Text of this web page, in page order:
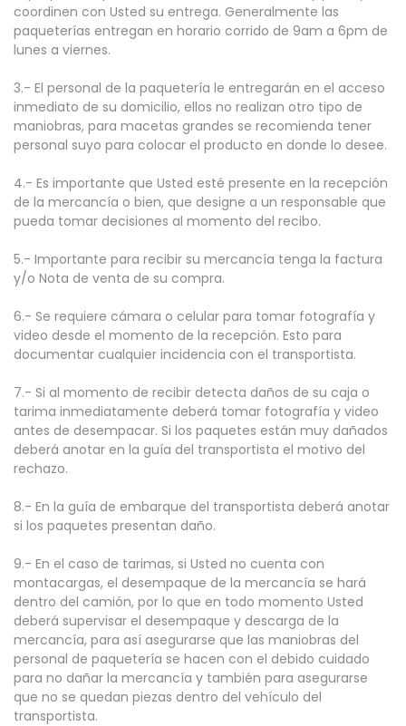
coordinen con Usted su entrega. Generalmente las
paqueterías entregan en horario corrido de 9am a 6pm de
lunes a viernes.
3.- El personal de la paquetería le entregarán en el acceso
inmediato de su domicilio, ellos no realizan otro tipo de
maniobras, para macetas grandes se recomienda tener
personal suyo para colocar el producto en donde lo desee.
4.- Es importante que Usted esté presente en la recepción
de la mercancía o bien, que designe a un responsable que
pueda tomar decisiones al momento del recibo.
5.- Importante para recibir su mercancía tenga la factura
y/o Nota de venta de su compra.
6.- Se requiere cámara o celular para tomar fotografía y
video desde el momento de la recepción. Esto para
documentar cualquier incidencia con el transportista.
7.- Si al momento de recibir detecta daños de su caja o
tarima inmediatamente deberá tomar fotografía y video
antes de desempacar. Si los paquetes están muy dañados
deberá anotar en la guía del transportista el motivo del
rechazo.
8.- En la guía de embarque del transportista deberá anotar
si los paquetes presentan daño.
9.- En el caso de tarimas, si Usted no cuenta con
montacargas, el desempaque de la mercancía se hará
dentro del camión, por lo que en todo momento Usted
deberá supervisar el desempaque y descarga de la
mercancía, para así asegurarse que las maniobras del
personal de paquetería se hacen con el debido cuidado
para no dañar la mercancía y también para asegurarse
que no se quedan piezas dentro del vehículo del
transportista.